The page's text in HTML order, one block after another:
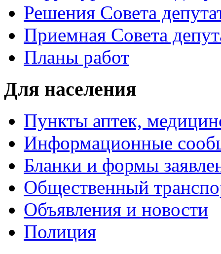
Решения Совета
Приемная Совета
Планы работ
Для населения
Пункты аптек,
Информационные
Бланки и формы
Общественный
Объявления и новости
Полиция